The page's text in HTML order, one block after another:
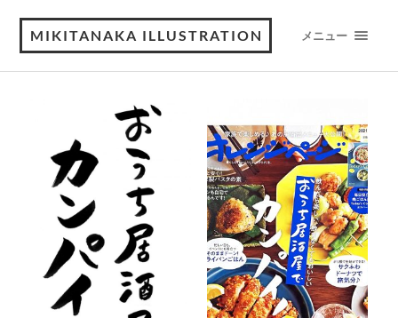
MIKITANAKA ILLUSTRATION メニュー